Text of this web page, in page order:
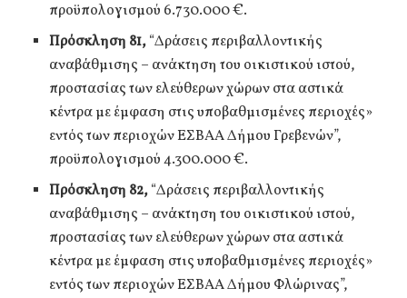
προϋπολογισμού 6.730.000 €.
Πρόσκληση 81,“Δράσεις περιβαλλοντικής
αναβάθμισης – ανάκτηση του οικιστικού ιστού,
προστασίας των ελεύθερων χώρων στα αστικά
κέντρα με έμφαση στις υποβαθμισμένες περιοχές»
εντός των περιοχών ΕΣΒΑΑ Δήμου Γρεβενών”,
προϋπολογισμού 4.300.000 €.
Πρόσκληση 82,“Δράσεις περιβαλλοντικής
αναβάθμισης – ανάκτηση του οικιστικού ιστού,
προστασίας των ελεύθερων χώρων στα αστικά
κέντρα με έμφαση στις υποβαθμισμένες περιοχές»
εντός των περιοχών ΕΣΒΑΑ Δήμου Φλώρινας”,